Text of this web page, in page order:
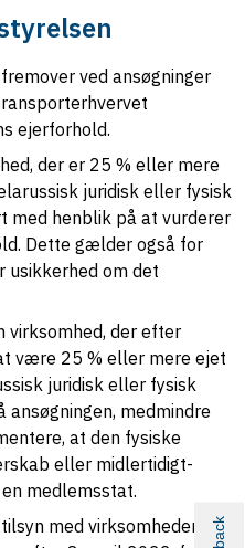
ved ansøgninger
ejerforhold.
der er 25 % eller mere
juridisk eller fysisk
med henblik på at vurderer
Dette gælder også for
usikkerhed om det
virksomhed, der efter
være 25 % eller mere ejet
juridisk eller fysisk
medmindre
at den fysiske
eller midlertidigt-
medlemsstat.
med virksomheder, der